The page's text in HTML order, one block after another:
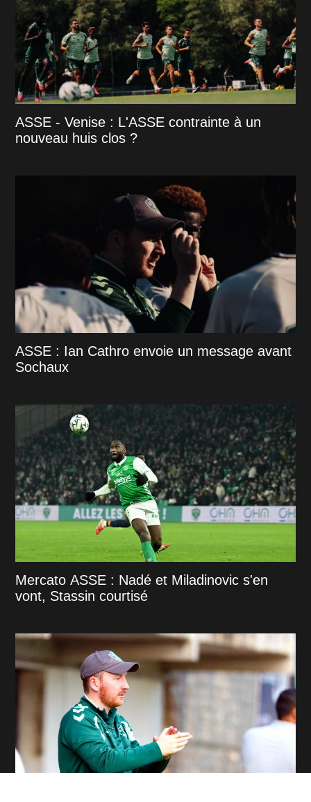
ASSE - Venise : L'ASSE contrainte à un
nouveau huis clos ?
ASSE : Ian Cathro envoie un message avant
Sochaux
Mercato ASSE : Nadé et Miladinovic s'en
vont, Stassin courtisé